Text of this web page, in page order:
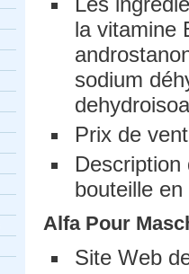
la vitamine
sodium
Prix ​​de
bouteille
Alfa Pour
Site Web